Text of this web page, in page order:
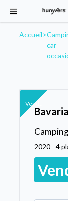
Accueil>
car
Vendu
2020 - 4